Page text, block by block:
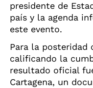
presidente de
país y la agenda
este evento.
Para la
calificando la
resultado oficial
Cartagena, un